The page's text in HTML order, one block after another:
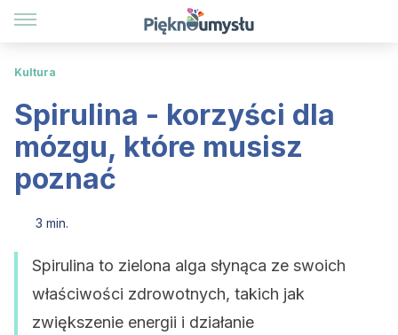
Kultura
Spirulina - korzyści dla
mózgu, które musisz
poznać
3 min.
Spirulina to zielona alga słynąca ze swoich
właściwości zdrowotnych, takich jak
zwiększenie energii i działanie